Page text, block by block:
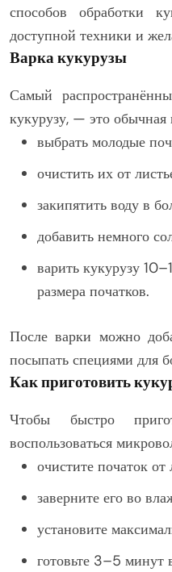
способов обработки
доступной техники и
Варка кукурузы
Самый
кукурузу, — это обычная
выбрать молодые
очистить их от
закипятить воду в
добавить немного
варить кукурузу
размера початков.
После варки можно
посыпать специями для
Как приготовить
Чтобы быстро
воспользоваться
очистите початок от
заверните его во
установите
готовьте 3–5 минут